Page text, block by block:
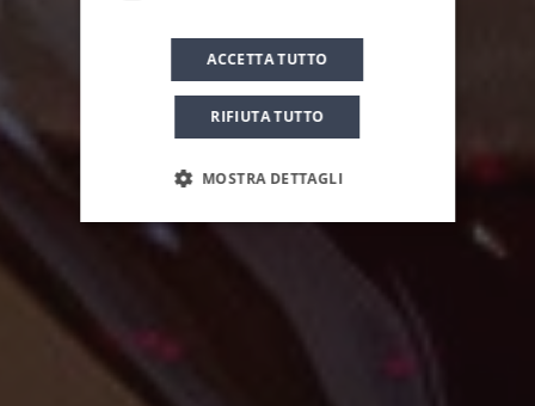
ACCETTA TUTTO
RIFIUTA TUTTO
MOSTRA DETTAGLI